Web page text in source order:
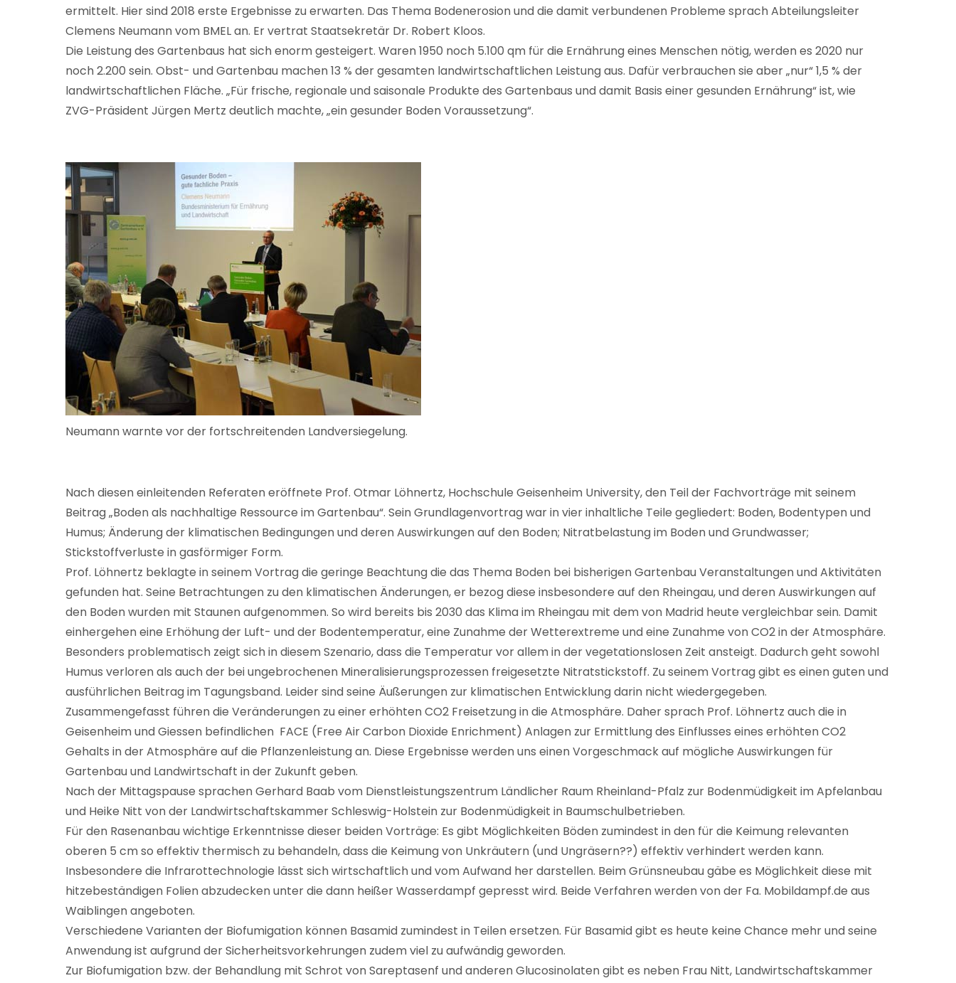
ermittelt. Hier sind 2018 erste Ergebnisse zu erwarten. Das Thema Bodenerosion und die damit verbundenen Probleme sprach Abteilungsleiter
Clemens Neumann vom BMEL an. Er vertrat Staatsekretär Dr. Robert Kloos.
Die Leistung des Gartenbaus hat sich enorm gesteigert. Waren 1950 noch 5.100 qm für die Ernährung eines Menschen nötig, werden es 2020 nur
noch 2.200 sein. Obst- und Gartenbau machen 13 % der gesamten landwirtschaftlichen Leistung aus. Dafür verbrauchen sie aber „nur“ 1,5 % der
landwirtschaftlichen Fläche. „Für frische, regionale und saisonale Produkte des Gartenbaus und damit Basis einer gesunden Ernährung“ ist, wie
ZVG-Präsident Jürgen Mertz deutlich machte, „ein gesunder Boden Voraussetzung“.
Neumann warnte vor der fortschreitenden Landversiegelung.
Nach diesen einleitenden Referaten eröffnete Prof. Otmar Löhnertz, Hochschule Geisenheim University, den Teil der Fachvorträge mit seinem
Beitrag „Boden als nachhaltige Ressource im Gartenbau“. Sein Grundlagenvortrag war in vier inhaltliche Teile gegliedert: Boden, Bodentypen und
Humus; Änderung der klimatischen Bedingungen und deren Auswirkungen auf den Boden; Nitratbelastung im Boden und Grundwasser;
Stickstoffverluste in gasförmiger Form.
Prof. Löhnertz beklagte in seinem Vortrag die geringe Beachtung die das Thema Boden bei bisherigen Gartenbau Veranstaltungen und Aktivitäten
gefunden hat. Seine Betrachtungen zu den klimatischen Änderungen, er bezog diese insbesondere auf den Rheingau, und deren Auswirkungen auf
den Boden wurden mit Staunen aufgenommen. So wird bereits bis 2030 das Klima im Rheingau mit dem von Madrid heute vergleichbar sein. Damit
einhergehen eine Erhöhung der Luft- und der Bodentemperatur, eine Zunahme der Wetterextreme und eine Zunahme von CO2 in der Atmosphäre.
Besonders problematisch zeigt sich in diesem Szenario, dass die Temperatur vor allem in der vegetationslosen Zeit ansteigt. Dadurch geht sowohl
Humus verloren als auch der bei ungebrochenen Mineralisierungsprozessen freigesetzte Nitratstickstoff. Zu seinem Vortrag gibt es einen guten und
ausführlichen Beitrag im Tagungsband. Leider sind seine Äußerungen zur klimatischen Entwicklung darin nicht wiedergegeben.
Zusammengefasst führen die Veränderungen zu einer erhöhten CO2 Freisetzung in die Atmosphäre. Daher sprach Prof. Löhnertz auch die in
Geisenheim und Giessen befindlichen FACE (Free Air Carbon Dioxide Enrichment) Anlagen zur Ermittlung des Einflusses eines erhöhten CO2
Gehalts in der Atmosphäre auf die Pflanzenleistung an. Diese Ergebnisse werden uns einen Vorgeschmack auf mögliche Auswirkungen für
Gartenbau und Landwirtschaft in der Zukunft geben.
Nach der Mittagspause sprachen Gerhard Baab vom Dienstleistungszentrum Ländlicher Raum Rheinland-Pfalz zur Bodenmüdigkeit im Apfelanbau
und Heike Nitt von der Landwirtschaftskammer Schleswig-Holstein zur Bodenmüdigkeit in Baumschulbetrieben.
Für den Rasenanbau wichtige Erkenntnisse dieser beiden Vorträge: Es gibt Möglichkeiten Böden zumindest in den für die Keimung relevanten
oberen 5 cm so effektiv thermisch zu behandeln, dass die Keimung von Unkräutern (und Ungräsern??) effektiv verhindert werden kann.
Insbesondere die Infrarottechnologie lässt sich wirtschaftlich und vom Aufwand her darstellen. Beim Grünsneubau gäbe es Möglichkeit diese mit
hitzebeständigen Folien abzudecken unter die dann heißer Wasserdampf gepresst wird. Beide Verfahren werden von der Fa. Mobildampf.de aus
Waiblingen angeboten.
Verschiedene Varianten der Biofumigation können Basamid zumindest in Teilen ersetzen. Für Basamid gibt es heute keine Chance mehr und seine
Anwendung ist aufgrund der Sicherheitsvorkehrungen zudem viel zu aufwändig geworden.
Zur Biofumigation bzw. der Behandlung mit Schrot von Sareptasenf und anderen Glucosinolaten gibt es neben Frau Nitt, Landwirtschaftskammer